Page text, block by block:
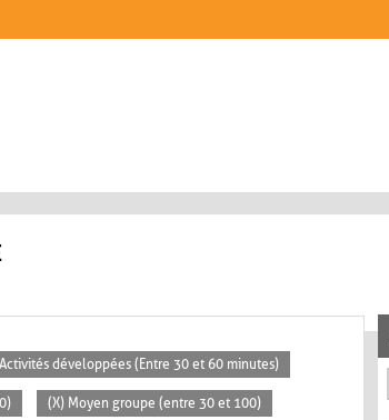
développées (Entre 30 et 60 minutes)
(X) Moyen groupe (entre 30 et 100)